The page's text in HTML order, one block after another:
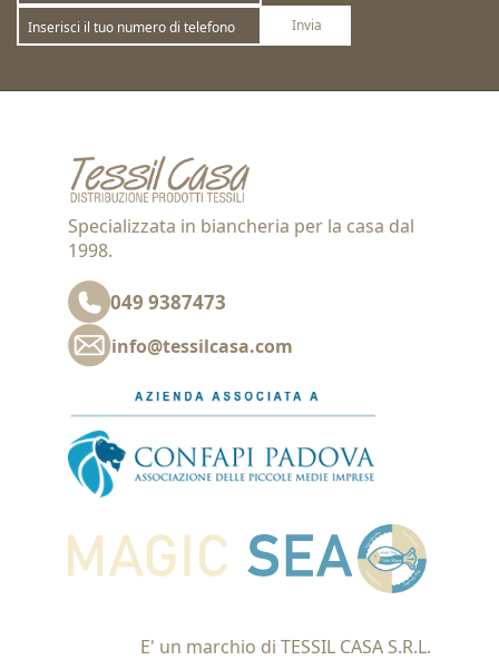
Invia
Specializzata in biancheria per la casa dal
1998.
049 9387473
info@tessilcasa.com
E' un marchio di TESSIL CASA S.R.L.